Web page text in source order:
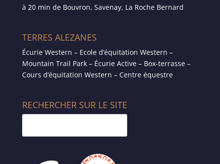
à 20 min de Bouvron, Savenay, La Roche Bernard
TERRES ALEZANES
Écurie Western – Ecole d’équitation Western –
Mountain Trail Park – Écurie Active – Box-terrasse –
Cours d’équitation Western – Centre équestre
RECHERCHER SUR LE SITE